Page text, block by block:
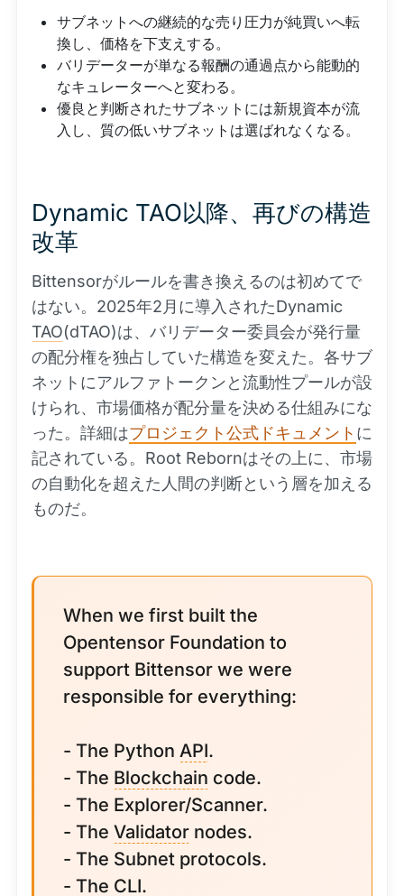
サブネットへの継続的な売り圧力が純買いへ転
換し、価格を下支えする。
バリデーターが単なる報酬の通過点から能動的
なキュレーターへと変わる。
優良と判断されたサブネットには新規資本が流
入し、質の低いサブネットは選ばれなくなる。
Dynamic TAO以降、再びの構造
改革
Bittensorがルールを書き換えるのは初めてで
はない。2025年2月に導入されたDynamic
TAO(dTAO)は、バリデーター委員会が発行量
の配分権を独占していた構造を変えた。各サブ
ネットにアルファトークンと流動性プールが設
けられ、市場価格が配分量を決める仕組みにな
った。詳細はプロジェクト公式ドキュメント に
記されている。Root Rebornはその上に、市場
の自動化を超えた人間の判断という層を加える
ものだ。
When we first built the
Opentensor Foundation to
support Bittensor we were
responsible for everything:
- The Python API.
- The Blockchain code.
- The Explorer/Scanner.
- The Validator nodes.
- The Subnet protocols.
- The CLI.